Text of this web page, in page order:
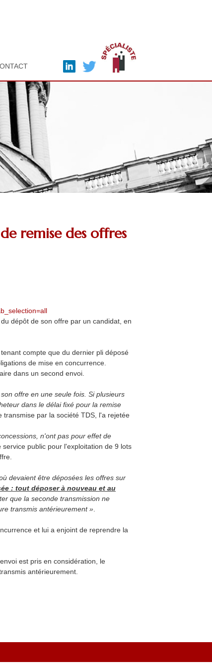
remise des offres
dépôt de son offre par un candidat, en
compte que du dernier pli déposé
de mise en concurrence.
dans un second envoi.
offre en une seule fois. Si plusieurs
dans le délai fixé pour la remise
par la société TDS, l'a rejetée
n'ont pas pour effet de
public pour l'exploitation de 9 lots
devaient être déposées les offres sur
: tout déposer à nouveau et au
que la seconde transmission ne
transmis antérieurement »
et lui a enjoint de reprendre la
est pris en considération, le
antérieurement.